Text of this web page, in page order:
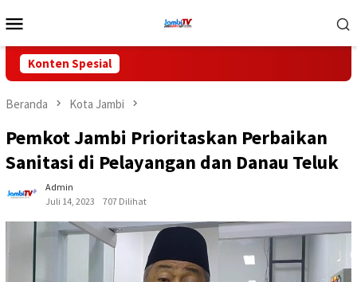
ke
Mobile
Konten Spesial
Beranda Kota Jambi
Pemkot Jambi Prioritaskan Perbaikan
Sanitasi di Pelayangan dan Danau Teluk
Admin
Juli 14, 2023
707 Dilihat